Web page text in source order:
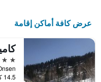
عرض كافة أماكن إقامة
3 نجوم
14.5 كيلومتر عن وسط المدينة